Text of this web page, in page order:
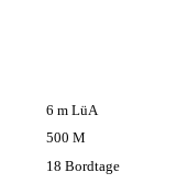
6 m LüA
500 M
18 Bordtage